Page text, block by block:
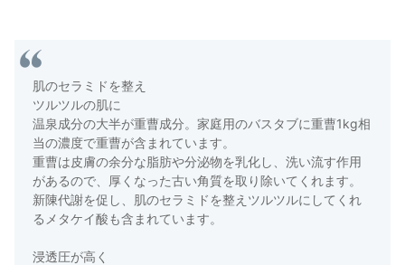
肌のセラミドを整え
ツルツルの肌に
温泉成分の大半が重曹成分。家庭用のバスタブに重曹1kg相
当の濃度で重曹が含まれています。
重曹は皮膚の余分な脂肪や分泌物を乳化し、洗い流す作用
があるので、厚くなった古い角質を取り除いてくれます。
新陳代謝を促し、肌のセラミドを整えツルツルにしてくれ
るメタケイ酸も含まれています。
浸透圧が高く